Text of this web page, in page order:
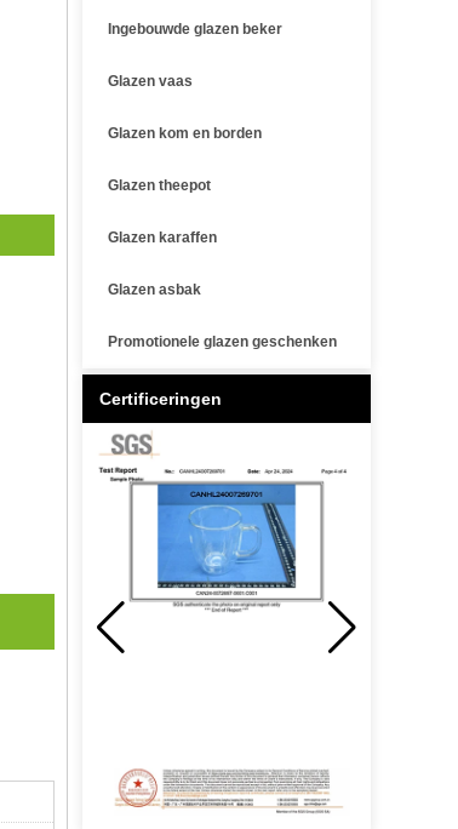
Ingebouwde glazen beker
Glazen vaas
Glazen kom en borden
Glazen theepot
Glazen karaffen
Glazen asbak
Promotionele glazen geschenken
Certificeringen